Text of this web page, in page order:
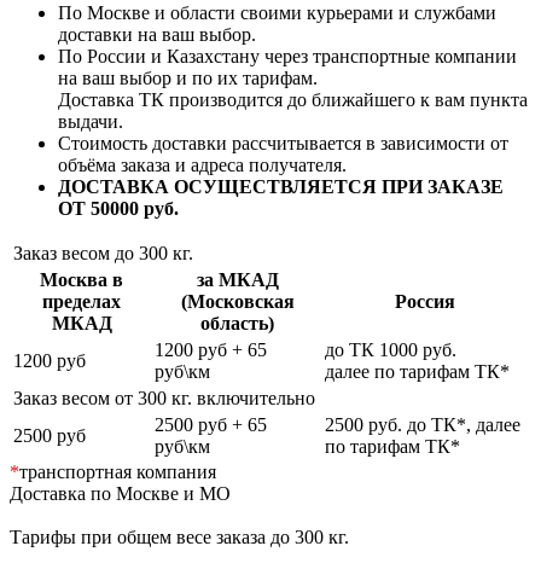
По Москве и области своими курьерами и службами
доставки на ваш выбор.
По России и Казахстану через транспортные компании
на ваш выбор и по их тарифам.
Доставка ТК производится до ближайшего к вам пункта
выдачи.
Стоимость доставки рассчитывается в зависимости от
объёма заказа и адреса получателя.
ДОСТАВКА ОСУЩЕСТВЛЯЕТСЯ ПРИ ЗАКАЗЕ
ОТ 50000 руб.
Заказ весом до 300 кг.
Москва в
пределах
МКАД
за МКАД
(Московская
область)
Россия
1200 руб
1200 руб + 65
руб\км
до ТК 1000 руб.
далее по тарифам ТК*
Заказ весом от 300 кг. включительно
2500 руб
2500 руб + 65
руб\км
2500 руб. до ТК*, далее
по тарифам ТК*
*транспортная компания
Доставка по Москве и МО
Тарифы при общем весе заказа до 300 кг.